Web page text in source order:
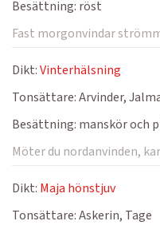
Besättning: röst
Fast morgonvindar
Dikt:Vinterhälsning
Tonsättare:Arvinder,
Besättning: manskör och
Möter du nordanvinden,
Dikt: Maja hönstjuv
Tonsättare:Askerin, Tage